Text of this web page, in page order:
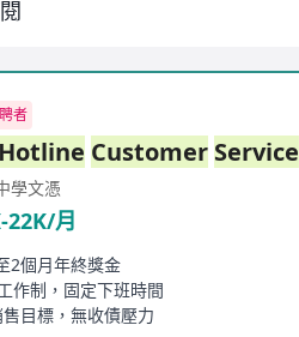
者
Hotline Customer Service
學文憑
22K/月
2個月年終獎金
作制，固定下班時間
目標，無收債壓力